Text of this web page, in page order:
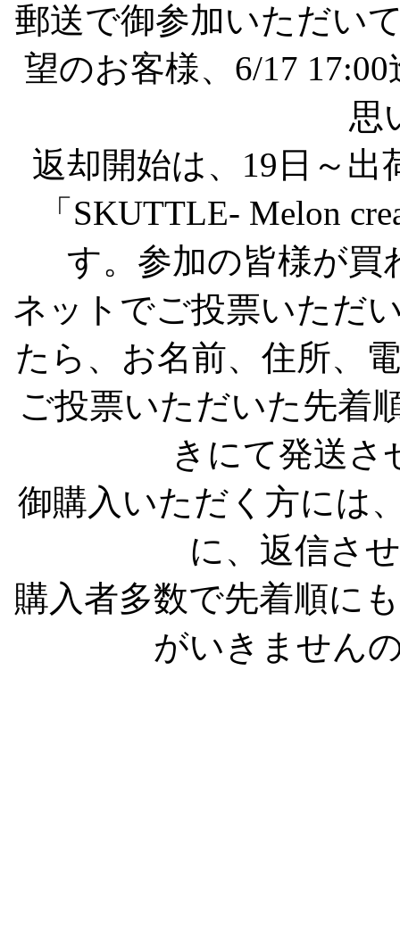
郵送で御参加いただい
望のお客様、6/17
思
返却開始は、19日～
「SKUTTLE- Melon
す。参加の皆様が買
ネットでご投票いただ
たら、お名前、住所、
ご投票いただいた先着
きにて発送さ
御購入いただく方には
に、返信さ
購入者多数で先着順に
がいきません